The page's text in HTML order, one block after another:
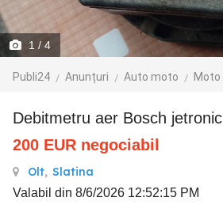
1 / 4
Publi24 Anunțuri Auto moto Moto
Debitmetru aer Bosch jetronic
200 EUR negociabil
Olt, Slatina
Valabil din 8/6/2026 12:52:15 PM